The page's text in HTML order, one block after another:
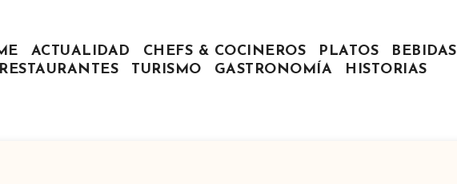
ACTUALIDAD CHEFS & COCINEROS PLATOS
BEBIDAS
RESTAURANTES
TURISMO GASTRONOMÍA HISTORIAS